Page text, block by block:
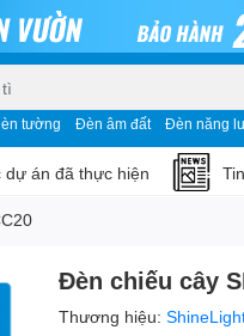
tường Đèn âm đất Đèn năng
dự án đã thực hiện
Đèn chiếu cây
Thương hiệu: